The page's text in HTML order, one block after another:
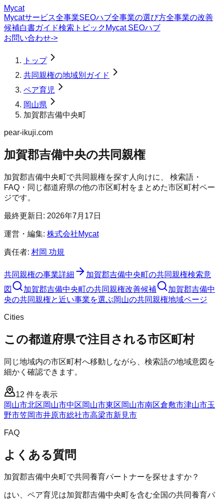
Mycat
Mycatサービス全事業SEOハブ全事業の選び方全事業の改善
候補白書ガイド検索トピック Mycat SEOハブ
お問い合わせ->
トップ
共同親権の地域別ガイド
ペア育児
岡山県
加賀郡吉備中央町
pear-ikuji.com
加賀郡吉備中央の共同親権
加賀郡吉備中央町で共同親権を探す人向けに、 検索語・
FAQ・同じ都道府県の他の市区町村をまとめた市区町村ペー
ジです。
最終更新日: 2026年7月17日
運営・編集: 株式会社Mycat
責任者: 村岡 功規
共同親権の事業詳細 加賀郡吉備中央町の共同親権検索意
図
加賀郡吉備中央町の共同親権改善候補
加賀郡吉備中
央の共同親権と近い事業を選ぶ岡山の共同親権地域ページ
Cities
この都道府県で注目される市区町村
同じ地域内の市区町村へ移動しながら、検索語の地域意図を
細かく確認できます。
12 件を表示
岡山市北区岡山市中区岡山市東区岡山市南区倉敷市津山市玉
野市笠岡市井原市総社市高梁市新見市
FAQ
よくある質問
加賀郡吉備中央町で共同養育パートナーを探せますか？
はい、ペア育児は加賀郡吉備中央町を含む全国の共同養育パ